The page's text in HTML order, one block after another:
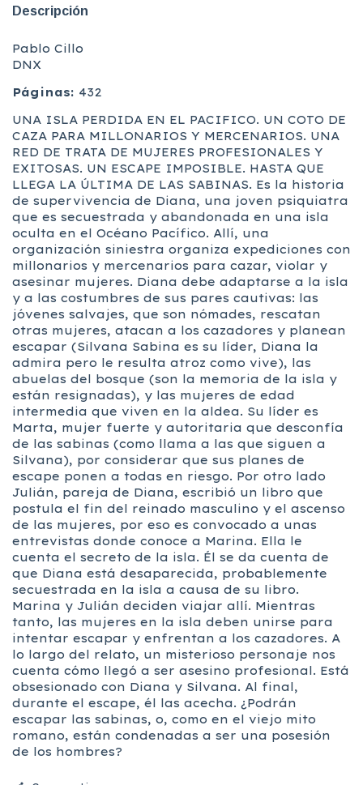
Descripción
Pablo Cillo
DNX
Páginas: 432
UNA ISLA PERDIDA EN EL PACIFICO. UN COTO DE
CAZA PARA MILLONARIOS Y MERCENARIOS. UNA
RED DE TRATA DE MUJERES PROFESIONALES Y
EXITOSAS. UN ESCAPE IMPOSIBLE. HASTA QUE
LLEGA LA ÚLTIMA DE LAS SABINAS. Es la historia
de supervivencia de Diana, una joven psiquiatra
que es secuestrada y abandonada en una isla
oculta en el Océano Pacífico. Allí, una
organización siniestra organiza expediciones con
millonarios y mercenarios para cazar, violar y
asesinar mujeres. Diana debe adaptarse a la isla
y a las costumbres de sus pares cautivas: las
jóvenes salvajes, que son nómades, rescatan
otras mujeres, atacan a los cazadores y planean
escapar (Silvana Sabina es su líder, Diana la
admira pero le resulta atroz como vive), las
abuelas del bosque (son la memoria de la isla y
están resignadas), y las mujeres de edad
intermedia que viven en la aldea. Su líder es
Marta, mujer fuerte y autoritaria que desconfía
de las sabinas (como llama a las que siguen a
Silvana), por considerar que sus planes de
escape ponen a todas en riesgo. Por otro lado
Julián, pareja de Diana, escribió un libro que
postula el fin del reinado masculino y el ascenso
de las mujeres, por eso es convocado a unas
entrevistas donde conoce a Marina. Ella le
cuenta el secreto de la isla. Él se da cuenta de
que Diana está desaparecida, probablemente
secuestrada en la isla a causa de su libro.
Marina y Julián deciden viajar allí. Mientras
tanto, las mujeres en la isla deben unirse para
intentar escapar y enfrentan a los cazadores. A
lo largo del relato, un misterioso personaje nos
cuenta cómo llegó a ser asesino profesional. Está
obsesionado con Diana y Silvana. Al final,
durante el escape, él las acecha. ¿Podrán
escapar las sabinas, o, como en el viejo mito
romano, están condenadas a ser una posesión
de los hombres?